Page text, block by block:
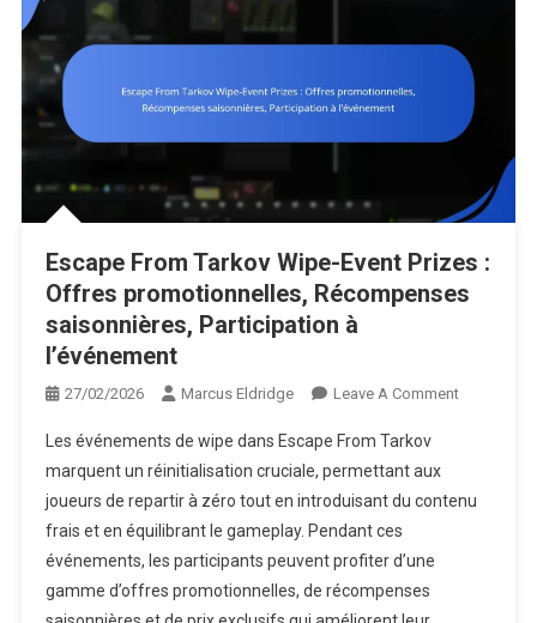
Escape From Tarkov Wipe-Event Prizes :
Offres promotionnelles, Récompenses
saisonnières, Participation à
l’événement
27/02/2026 Marcus Eldridge Leave A CommentOn
Wipe-
Les événements de wipe dans Escape From Tarkov
marquent un réinitialisation cruciale, permettant aux
joueurs de repartir à zéro tout en introduisant du contenu
frais et en équilibrant le gameplay. Pendant ces
événements, les participants peuvent profiter d’une
gamme d’offres promotionnelles, de récompenses